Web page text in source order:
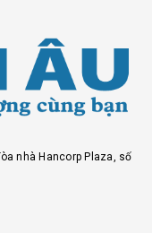
nhà Hancorp Plaza, số